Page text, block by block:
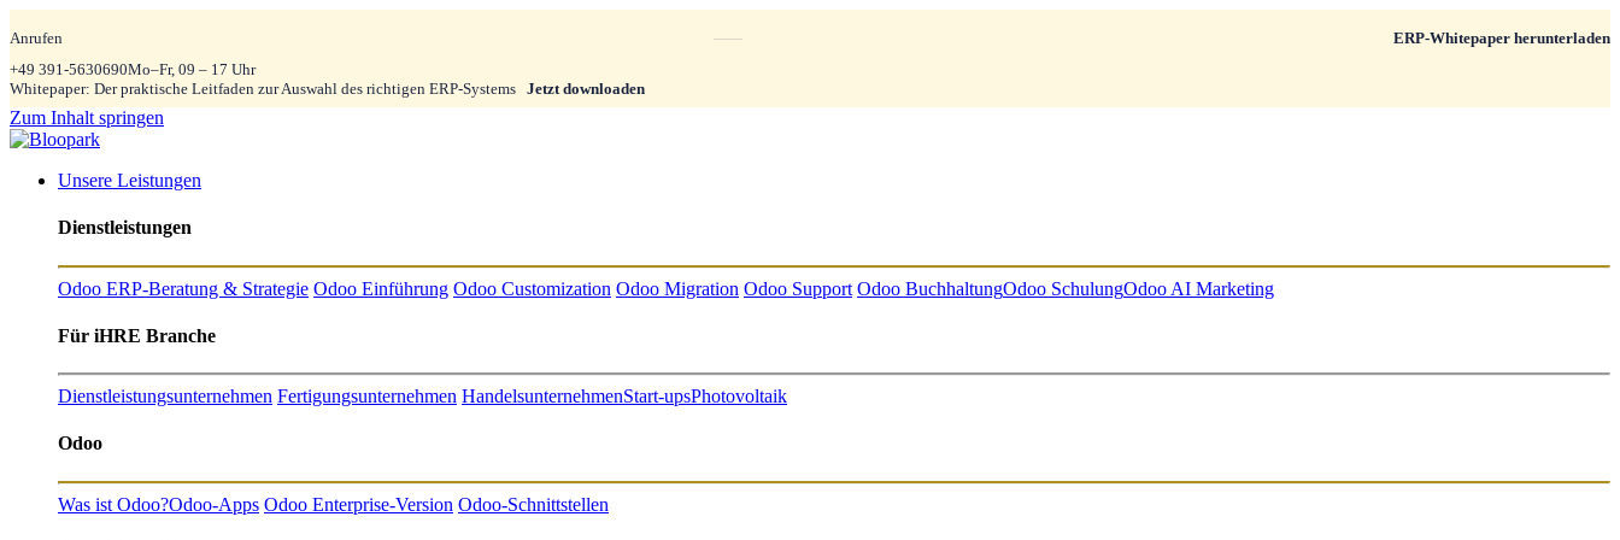
Anrufen
ERP-Whitepaper herunterladen
+49 391-5630690Mo–Fr, 09 – 17 Uhr
Whitepaper: Der praktische Leitfaden zur Auswahl des richtigen ERP-Systems Jetzt downloaden
Zum Inhalt springen
Unsere Leistungen
Dienstleistungen
Odoo ERP-Beratung & Strategie Odoo Einführung Odoo Customization Odoo Migration Odoo Support Odoo BuchhaltungOdoo SchulungOdoo AI Marketing
Für iHRE Branche
Dienstleistungsunternehmen Fertigungsunternehmen HandelsunternehmenStart-upsPhotovoltaik
Odoo
Was ist Odoo?Odoo-Apps Odoo Enterprise-Version Odoo-Schnittstellen